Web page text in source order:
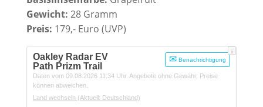
Gewicht: 28 Gramm
Preis: 179,- Euro (UVP)
i
Oakley Radar EV
Path Prizm Trail
Benachrichtigung
Daten vom 09.08.2026 11:34 Uhr. Angebote ohne Gewähr, Preise
können abweichen.
Land wechseln (Aktuell: Deutschland)